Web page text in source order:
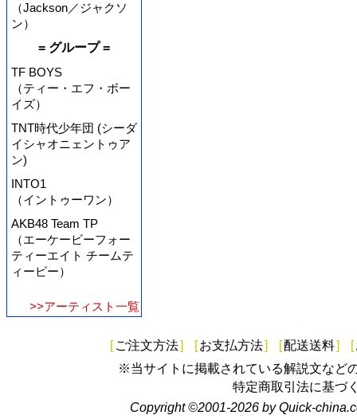
（Jackson／ジャクソ
ン）
= グループ =
TF BOYS
（ティー・エフ・ボー
イズ）
TNT時代少年団 (シーダ
イシャオニェントゥア
ン)
INTO1
（イントゥーワン）
AKB48 Team TP
（エーケービーフォー
ティーエイト チームテ
ィーピー）
>>アーティスト一覧
[ ご注文方法] [お支払方法] [配送送料] [
※当サイトに掲載されている解説文など
特定商取引法に基づ
Copyright ©2001-2026 by Quick-